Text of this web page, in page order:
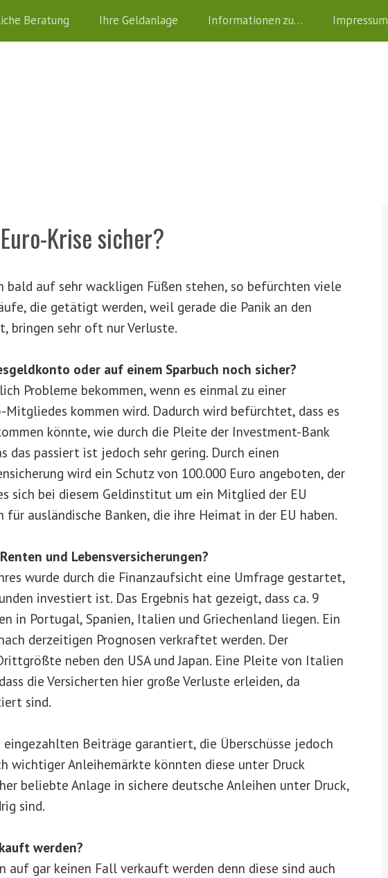
Beratung Ihre Geldanlage Informationen zu… Impressum
Krise sicher?
bald auf sehr wackligen Füßen stehen, so befürchten viele
die getätigt werden, weil gerade die Panik an den
bringen sehr oft nur Verluste.
oder auf einem Sparbuch noch sicher?
Probleme bekommen, wenn es einmal zu einer
kommen wird. Dadurch wird befürchtet, dass es
könnte, wie durch die Pleite der Investment-Bank
das passiert ist jedoch sehr gering. Durch einen
wird ein Schutz von 100.000 Euro angeboten, der
sich bei diesem Geldinstitut um ein Mitglied der EU
ausländische Banken, die ihre Heimat in der EU haben.
und Lebensversicherungen?
wurde durch die Finanzaufsicht eine Umfrage gestartet,
investiert ist. Das Ergebnis hat gezeigt, dass ca. 9
in Portugal, Spanien, Italien und Griechenland liegen. Ein
derzeitigen Prognosen verkraftet werden. Der
neben den USA und Japan. Eine Pleite von Italien
die Versicherten hier große Verluste erleiden, da
sind.
Beiträge garantiert, die Überschüsse jedoch
wichtiger Anleihemärkte könnten diese unter Druck
beliebte Anlage in sichere deutsche Anleihen unter Druck,
sind.
werden?
auf gar keinen Fall verkauft werden denn diese sind auch